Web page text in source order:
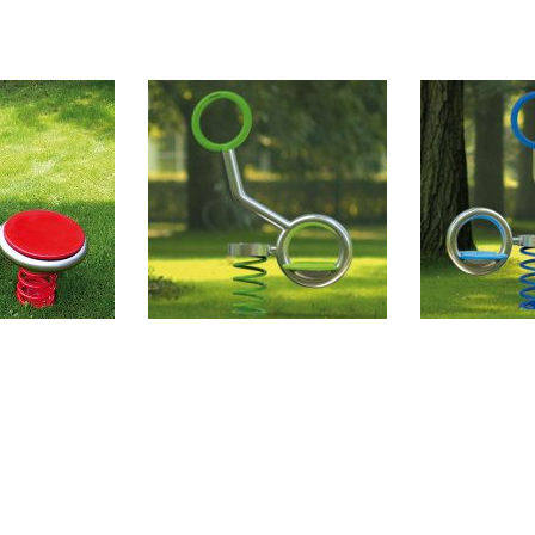
RESSORT J203 JEUX A RESSORT J204